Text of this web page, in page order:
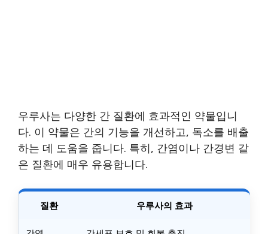
우루사는 다양한 간 질환에 효과적인 약물입니
다. 이 약물은 간의 기능을 개선하고, 독소를 배출
하는 데 도움을 줍니다. 특히, 간염이나 간경변 같
은 질환에 매우 유용합니다.
질환 우루사의 효과